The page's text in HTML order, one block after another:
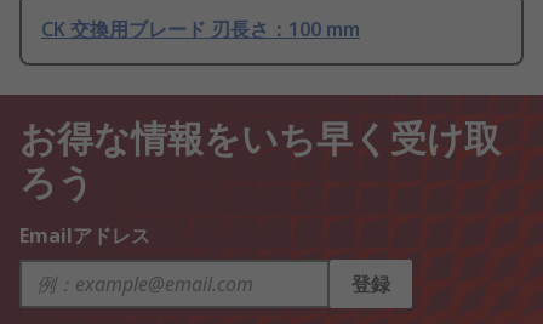
CK 交換用ブレード 刃長さ：100 mm
お得な情報をいち早く受け取
ろう
Emailアドレス
登録